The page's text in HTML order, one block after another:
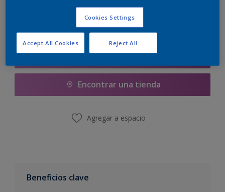
Agregar a la lista de deseos
Encontrar una tienda
Agregar a espacio
Beneficios clave
Cookies Settings
Reject All
Accept All Cookies